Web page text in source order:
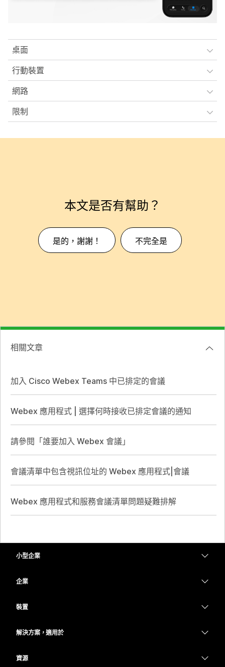
桌面
行動裝置
網路
限制
本文是否有幫助？
是的，謝謝！ 不完全是
相關文章
加入 Cisco Webex Teams 中已排定的會議
Webex 應用程式 | 選擇何時接收已排定會議的通知
請參閱「誰要加入 Webex 會議」
會議清單中包含視訊位址的 Webex 應用程式|會議
Webex 應用程式和服務會議清單問題疑難排解
小型企業
企業
裝置
解決方案，適用於
資源